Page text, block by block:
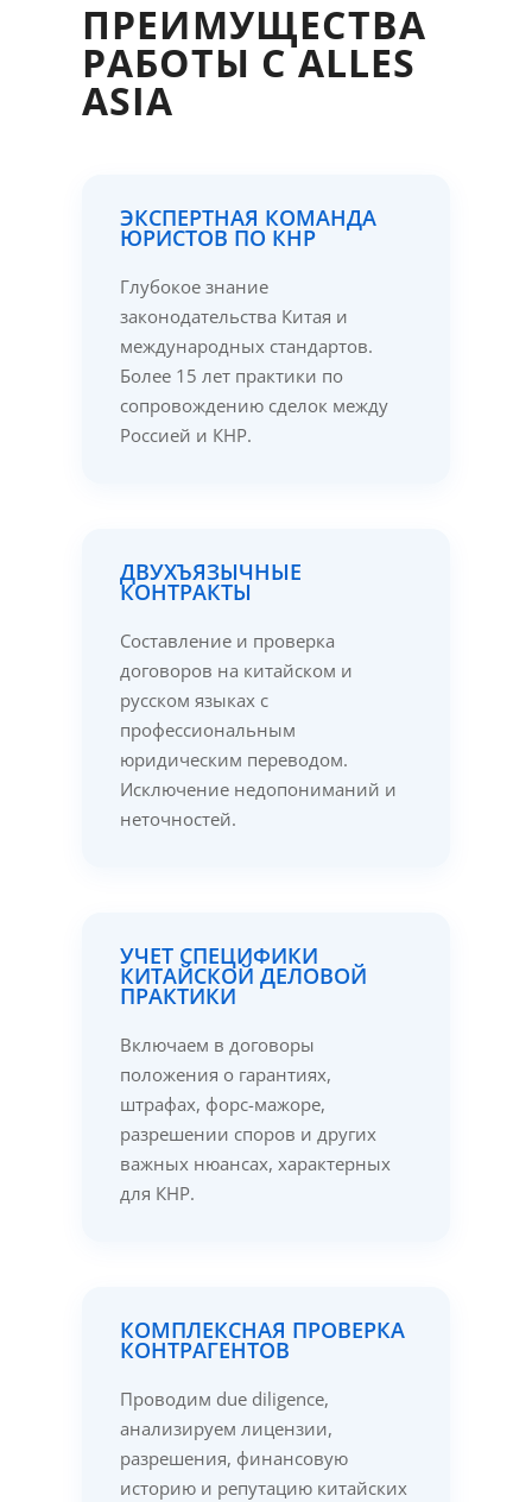
ПРЕИМУЩЕСТВА
РАБОТЫ С ALLES
ASIA
ЭКСПЕРТНАЯ КОМАНДА
ЮРИСТОВ ПО КНР
Глубокое знание
законодательства Китая и
международных стандартов.
Более 15 лет практики по
сопровождению сделок между
Россией и КНР.
ДВУХЪЯЗЫЧНЫЕ
КОНТРАКТЫ
Составление и проверка
договоров на китайском и
русском языках с
профессиональным
юридическим переводом.
Исключение недопониманий и
неточностей.
УЧЕТ СПЕЦИФИКИ
КИТАЙСКОЙ ДЕЛОВОЙ
ПРАКТИКИ
Включаем в договоры
положения о гарантиях,
штрафах, форс-мажоре,
разрешении споров и других
важных нюансах, характерных
для КНР.
КОМПЛЕКСНАЯ ПРОВЕРКА
КОНТРАГЕНТОВ
Проводим due diligence,
анализируем лицензии,
разрешения, финансовую
историю и репутацию китайских